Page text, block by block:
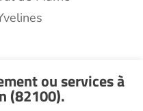
ou servicesà
(82100).